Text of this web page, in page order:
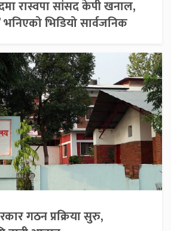
रास्वपा सांसद केपी खनाल,
भनिएको भिडियो सार्वजनिक
गठन प्रक्रिया सुरु,